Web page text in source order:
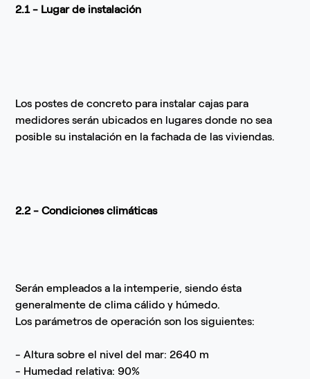
2.1 - Lugar de instalación
Los postes de concreto para instalar cajas para
medidores serán ubicados en lugares donde no sea
posible su instalación en la fachada de las viviendas.
2.2 - Condiciones climáticas
Serán empleados a la intemperie, siendo ésta
generalmente de clima cálido y húmedo.
Los parámetros de operación son los siguientes:
- Altura sobre el nivel del mar: 2640 m
- Humedad relativa: 90%